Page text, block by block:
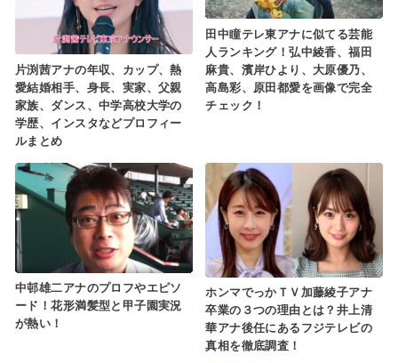
片渕茜アナの年収、カップ、熱
愛結婚相手、身長、実家、父親
家族、ダンス、中学高校大学の
学歴、インスタなどプロフィー
ルまとめ
田中瞳テレ東アナに似てる芸能
人ランキング！弘中綾香、福田
麻貴、濱岸ひより、大原優乃、
高島彩、原田都愛を画像で完全
チェック！
中邨雄二アナのプロフやエピソ
ード！花形満髪型と甲子園実況
が熱い！
ホンマでっかＴＶ加藤綾子アナ
卒業の３つの理由とは？井上清
華アナ後任にあるフジテレビの
真相を徹底調査！